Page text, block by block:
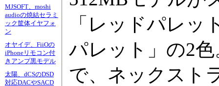
MJSOFT、moshi
audioの焼結セラミ
ック筐体イヤフォ
ン
オヤイデ、FiiOの
iPhoneリモコン付
きアンプ黒モデル
太陽、dCSのDSD
対応DACやSACD
「レッドパレ
パレット」の2
で、ネックスト